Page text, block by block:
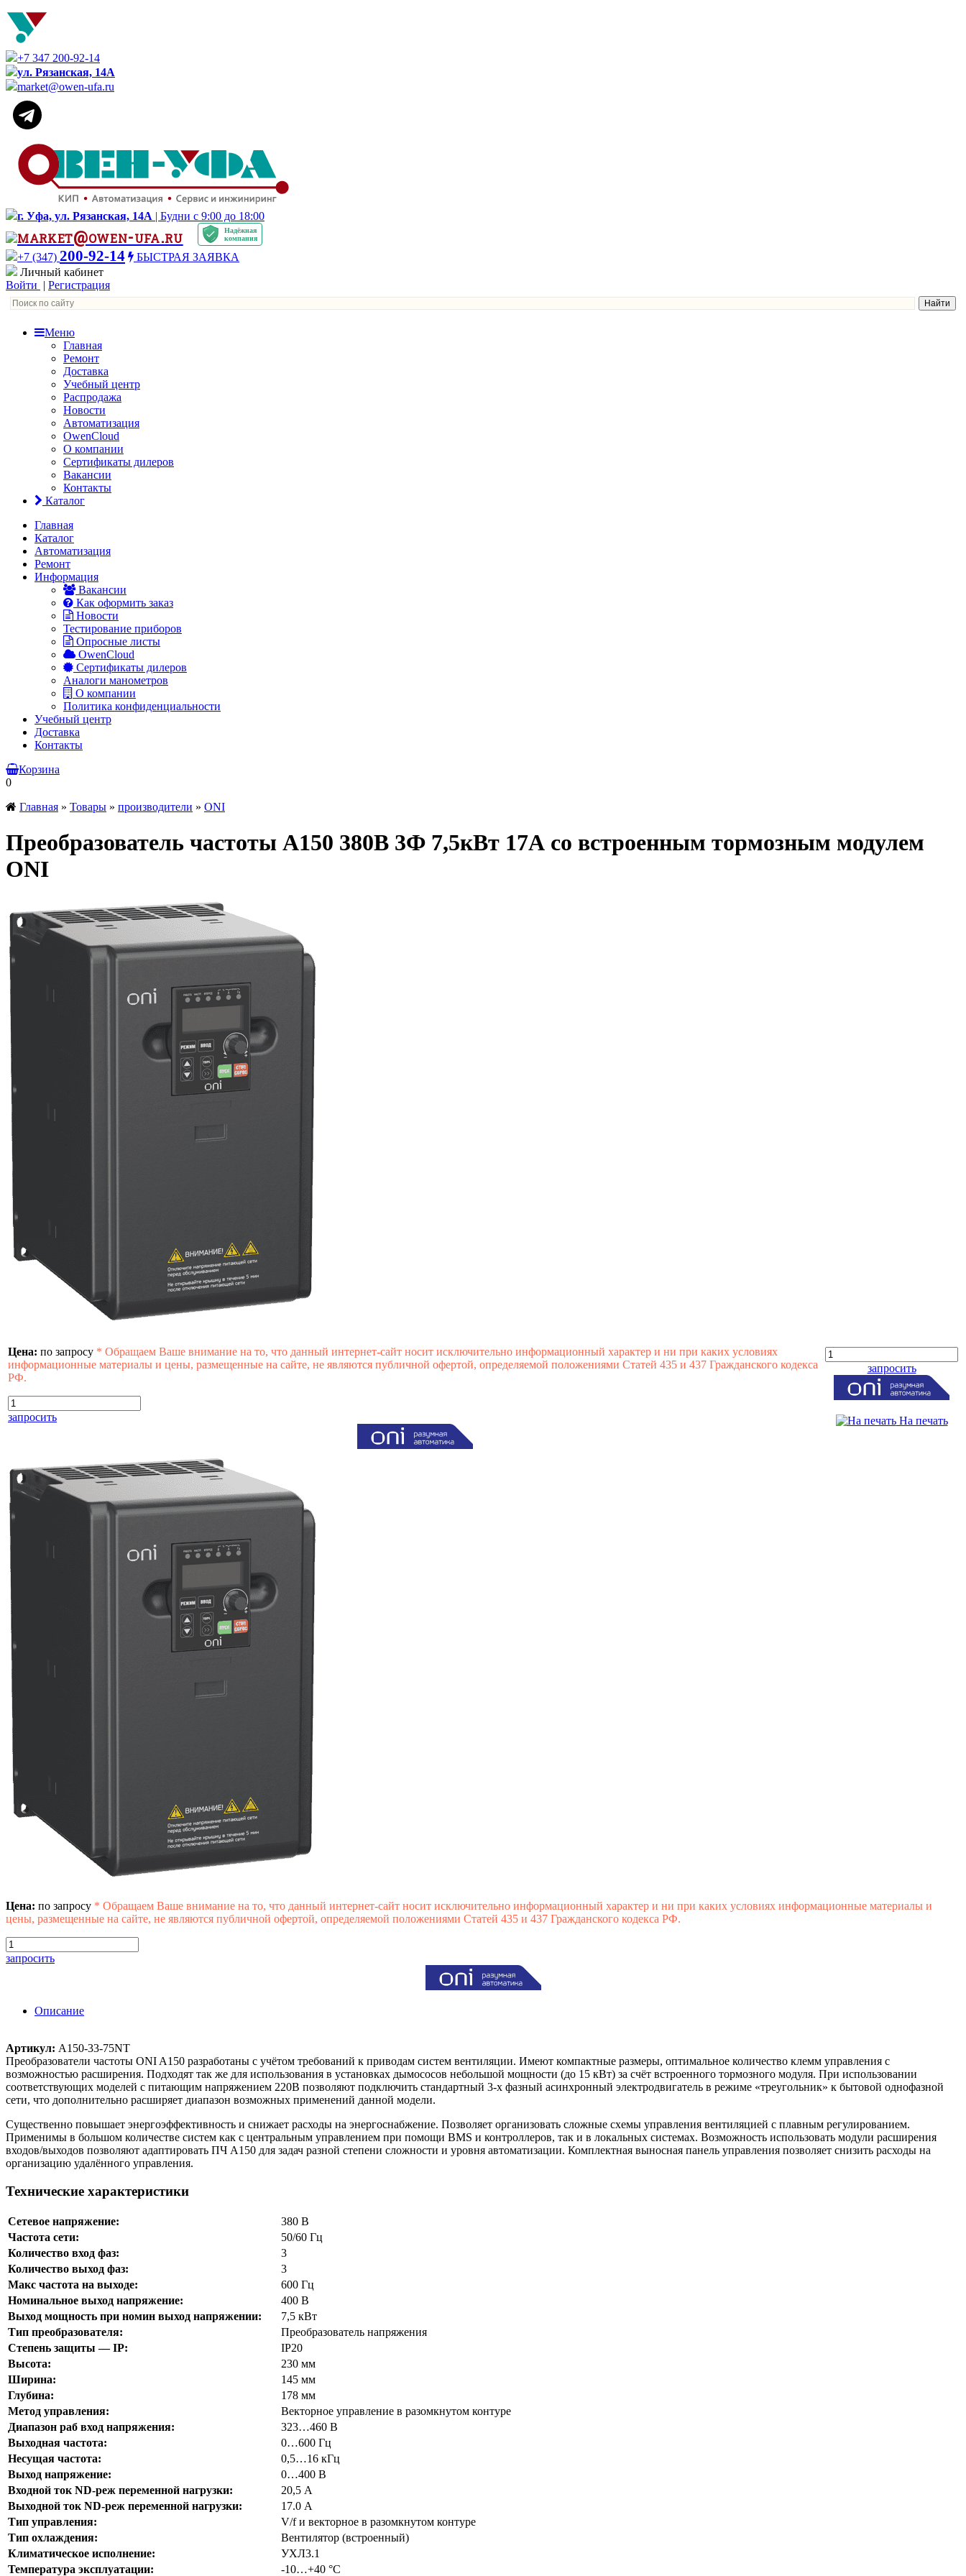
+7 347 200-92-14
ул. Рязанская, 14А
market@owen-ufa.ru
г. Уфа, ул. Рязанская, 14А | Будни с 9:00 до 18:00
market@owen-ufa.ru
Надёжная
компания
+7 (347) 200-92-14
БЫСТРАЯ ЗАЯВКА
Личный кабинет
Войти | Регистрация
Меню
Главная
Ремонт
Доставка
Учебный центр
Распродажа
Новости
Автоматизация
OwenCloud
О компании
Сертификаты дилеров
Вакансии
Контакты
Каталог
Главная
Каталог
Автоматизация
Ремонт
Информация
Вакансии
Как оформить заказ
Новости
Тестирование приборов
Опросные листы
OwenCloud
Сертификаты дилеров
Аналоги манометров
О компании
Политика конфиденциальности
Учебный центр
Доставка
Контакты
Корзина
0
Главная » Товары » производители » ONI
Преобразователь частоты A150 380В 3Ф 7,5кВт 17А со встроенным тормозным модулем
ONI
Цена: по запросу * Обращаем Ваше внимание на то, что данный интернет-сайт носит исключительно информационный характер и ни при каких условиях
информационные материалы и цены, размещенные на сайте, не являются публичной офертой, определяемой положениями Статей 435 и 437 Гражданского кодекса
РФ.
запросить
запросить
На печать
Цена: по запросу * Обращаем Ваше внимание на то, что данный интернет-сайт носит исключительно информационный характер и ни при каких условиях информационные материалы и
цены, размещенные на сайте, не являются публичной офертой, определяемой положениями Статей 435 и 437 Гражданского кодекса РФ.
запросить
Описание
Артикул: A150-33-75NT
Преобразователи частоты ONI A150 разработаны с учётом требований к приводам систем вентиляции. Имеют компактные размеры, оптимальное количество клемм управления с
возможностью расширения. Подходят так же для использования в установках дымососов небольшой мощности (до 15 кВт) за счёт встроенного тормозного модуля. При использовании
соответствующих моделей с питающим напряжением 220В позволяют подключить стандартный 3-х фазный асинхронный электродвигатель в режиме «треугольник» к бытовой однофазной
сети, что дополнительно расширяет диапазон возможных применений данной модели.
Существенно повышает энергоэффективность и снижает расходы на энергоснабжение. Позволяет организовать сложные схемы управления вентиляцией с плавным регулированием.
Применимы в большом количестве систем как с центральным управлением при помощи BMS и контроллеров, так и в локальных системах. Возможность использовать модули расширения
входов/выходов позволяют адаптировать ПЧ А150 для задач разной степени сложности и уровня автоматизации. Комплектная выносная панель управления позволяет снизить расходы на
организацию удалённого управления.
Технические характеристики
Сетевое напряжение:
380 В
Частота сети:
50/60 Гц
Количество вход фаз:
3
Количество выход фаз:
3
Макс частота на выходе:
600 Гц
Номинальное выход напряжение:
400 В
Выход мощность при номин выход напряжении:
7,5 кВт
Тип преобразователя:
Преобразователь напряжения
Степень защиты — IP:
IP20
Высота:
230 мм
Ширина:
145 мм
Глубина:
178 мм
Метод управления:
Векторное управление в разомкнутом контуре
Диапазон раб вход напряжения:
323…460 В
Выходная частота:
0…600 Гц
Несущая частота:
0,5…16 кГц
Выход напряжение:
0…400 В
Входной ток ND-реж переменной нагрузки:
20,5 А
Выходной ток ND-реж переменной нагрузки:
17.0 А
Тип управления:
V/f и векторное в разомкнутом контуре
Тип охлаждения:
Вентилятор (встроенный)
Климатическое исполнение:
УХЛ3.1
Температура эксплуатации:
-10…+40 °C